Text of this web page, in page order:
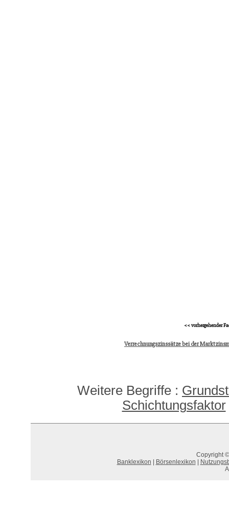
<< vorhergehender
Verrechnungszinssätze bei der
Weitere Begriffe :
Schichtungsfaktor
Copyright
Banklexikon
Börsenlexikon